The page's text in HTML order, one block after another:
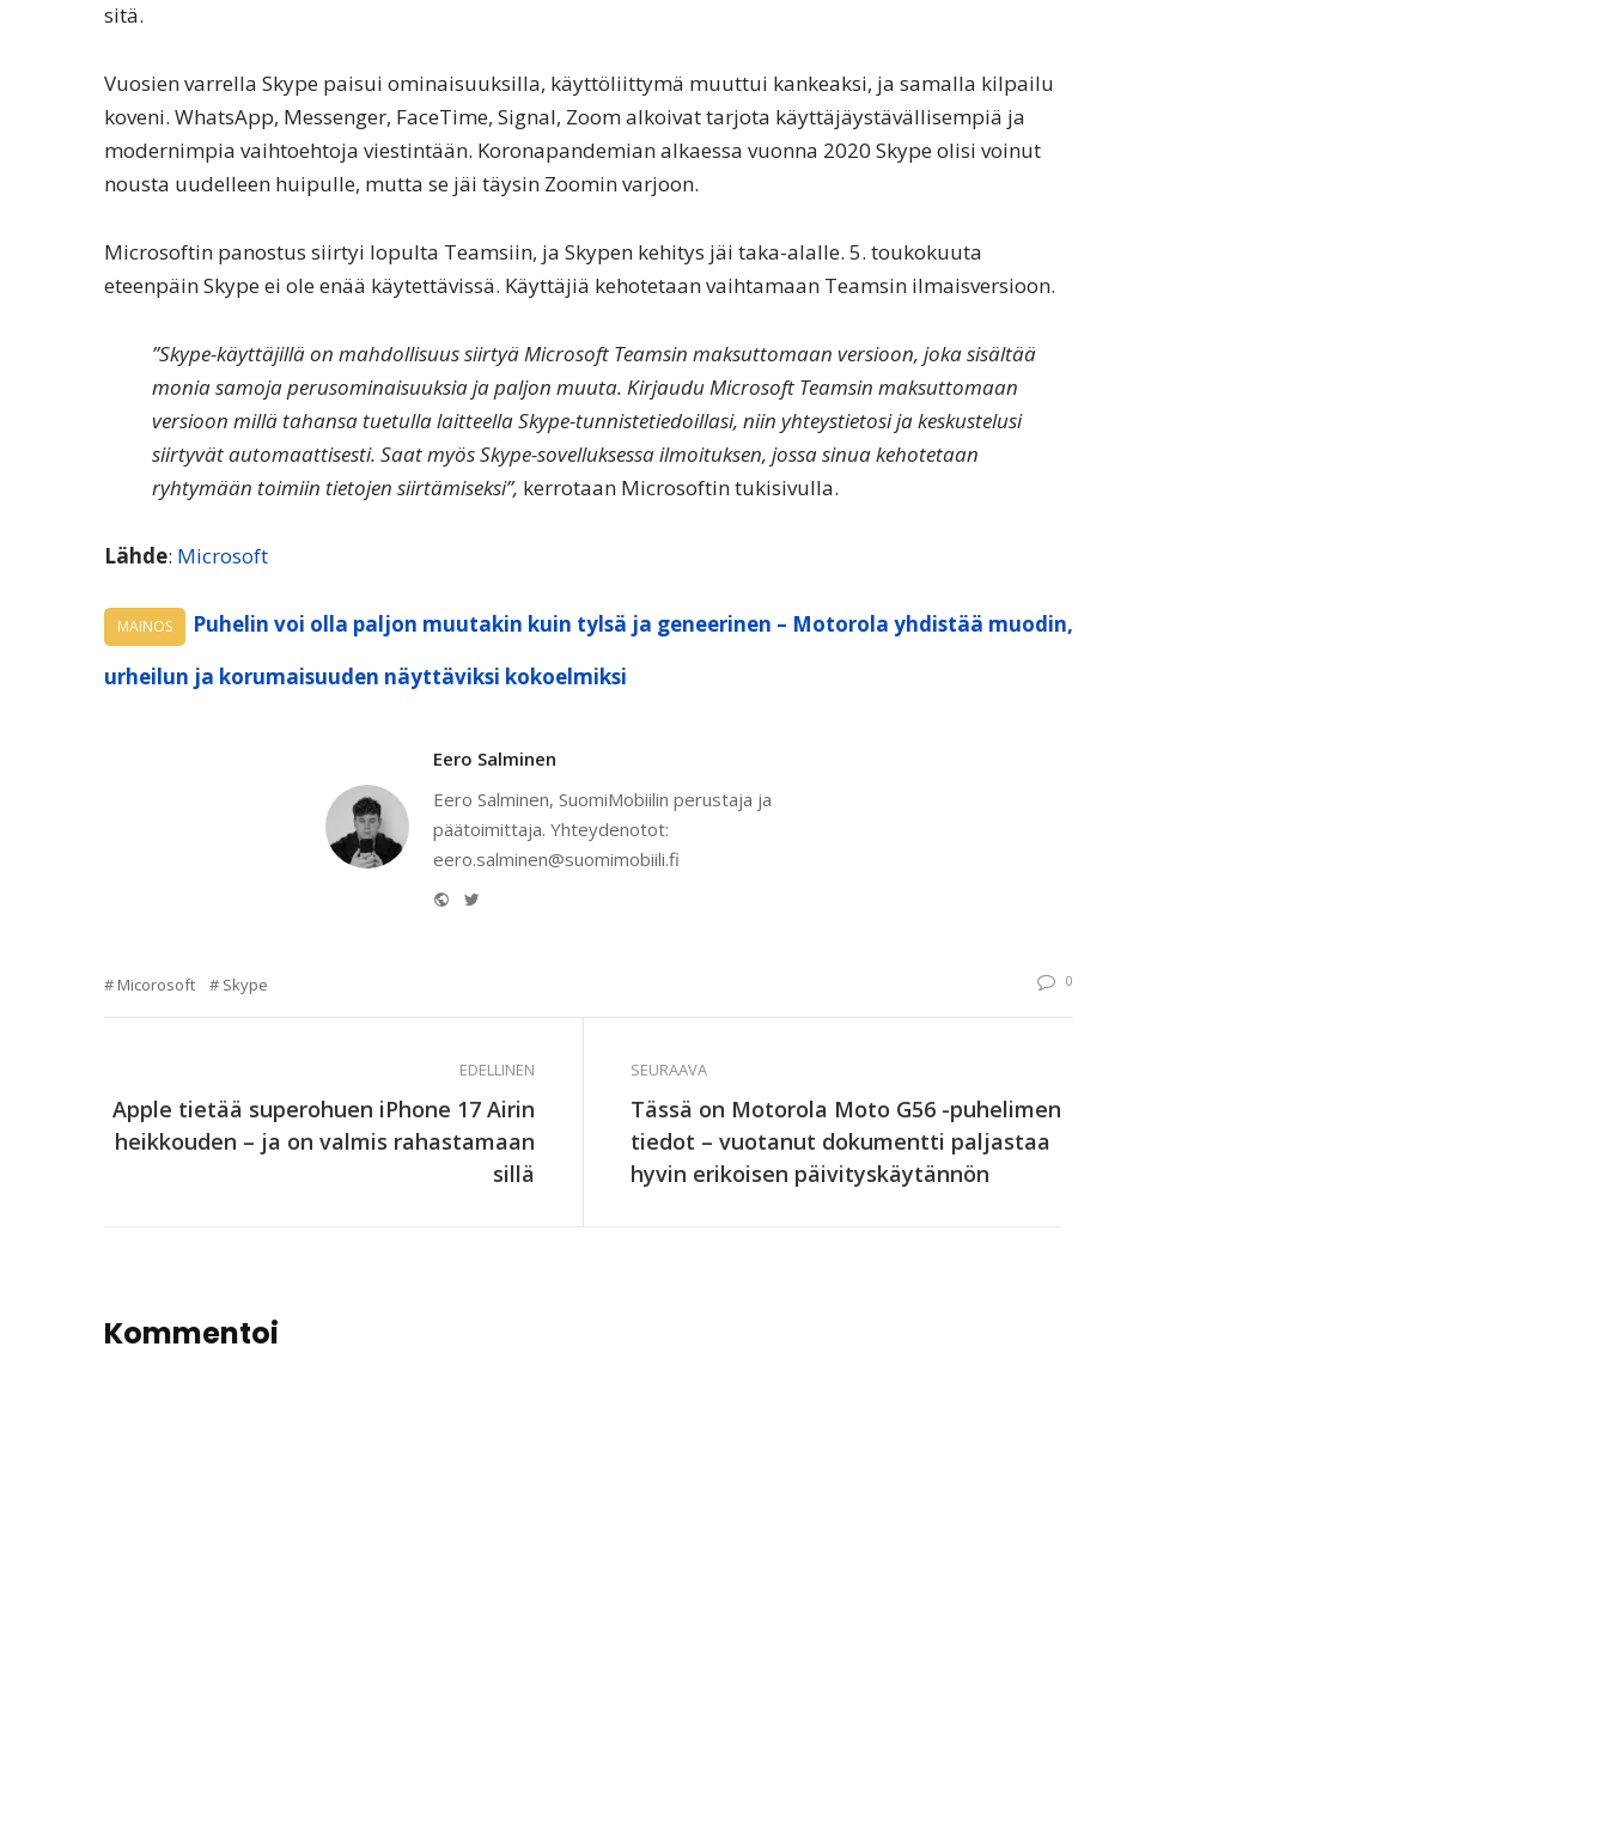
sitä.
Vuosien varrella Skype paisui ominaisuuksilla, käyttöliittymä muuttui kankeaksi, ja samalla kilpailu
koveni. WhatsApp, Messenger, FaceTime, Signal, Zoom alkoivat tarjota käyttäjäystävällisempiä ja
modernimpia vaihtoehtoja viestintään. Koronapandemian alkaessa vuonna 2020 Skype olisi voinut
nousta uudelleen huipulle, mutta se jäi täysin Zoomin varjoon.
Microsoftin panostus siirtyi lopulta Teamsiin, ja Skypen kehitys jäi taka-alalle. 5. toukokuuta
eteenpäin Skype ei ole enää käytettävissä. Käyttäjiä kehotetaan vaihtamaan Teamsin ilmaisversioon.
”Skype-käyttäjillä on mahdollisuus siirtyä Microsoft Teamsin maksuttomaan versioon, joka sisältää
monia samoja perusominaisuuksia ja paljon muuta. Kirjaudu Microsoft Teamsin maksuttomaan
versioon millä tahansa tuetulla laitteella Skype-tunnistetiedoillasi, niin yhteystietosi ja keskustelusi
siirtyvät automaattisesti. Saat myös Skype-sovelluksessa ilmoituksen, jossa sinua kehotetaan
ryhtymään toimiin tietojen siirtämiseksi”, kerrotaan Microsoftin tukisivulla.
Lähde: Microsoft
MAINOS
Puhelin voi olla paljon muutakin kuin tylsä ja geneerinen – Motorola yhdistää muodin,
urheilun ja korumaisuuden näyttäviksi kokoelmiksi
Eero Salminen
Eero Salminen, SuomiMobiilin perustaja ja
päätoimittaja. Yhteydenotot:
eero.salminen@suomimobiili.fi
Website
Micorosoft Skype 0
EDELLINEN
Apple tietää superohuen iPhone 17 Airin
heikkouden – ja on valmis rahastamaan
sillä
SEURAAVA
Tässä on Motorola Moto G56 -puhelimen
tiedot – vuotanut dokumentti paljastaa
hyvin erikoisen päivityskäytännön
Kommentoi